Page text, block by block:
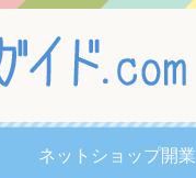
ネットショップ開業